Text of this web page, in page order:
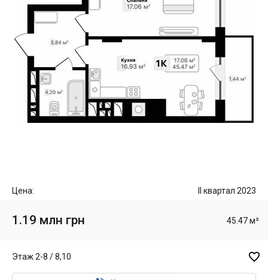
Цена: II квартал 2023
1.19 млн грн 45.47 м²
Этаж 2-8 / 8,10 